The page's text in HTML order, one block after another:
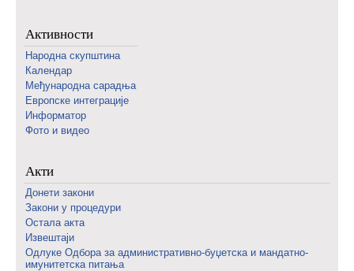
Активности
Народна скупштина
Календар
Међународна сарадња
Европске интеграције
Информатор
Фото и видео
Акти
Донети закони
Закони у процедури
Остала акта
Извештаји
Одлуке Одбора за административно-буџетска и мандатно-
имунитетска питања